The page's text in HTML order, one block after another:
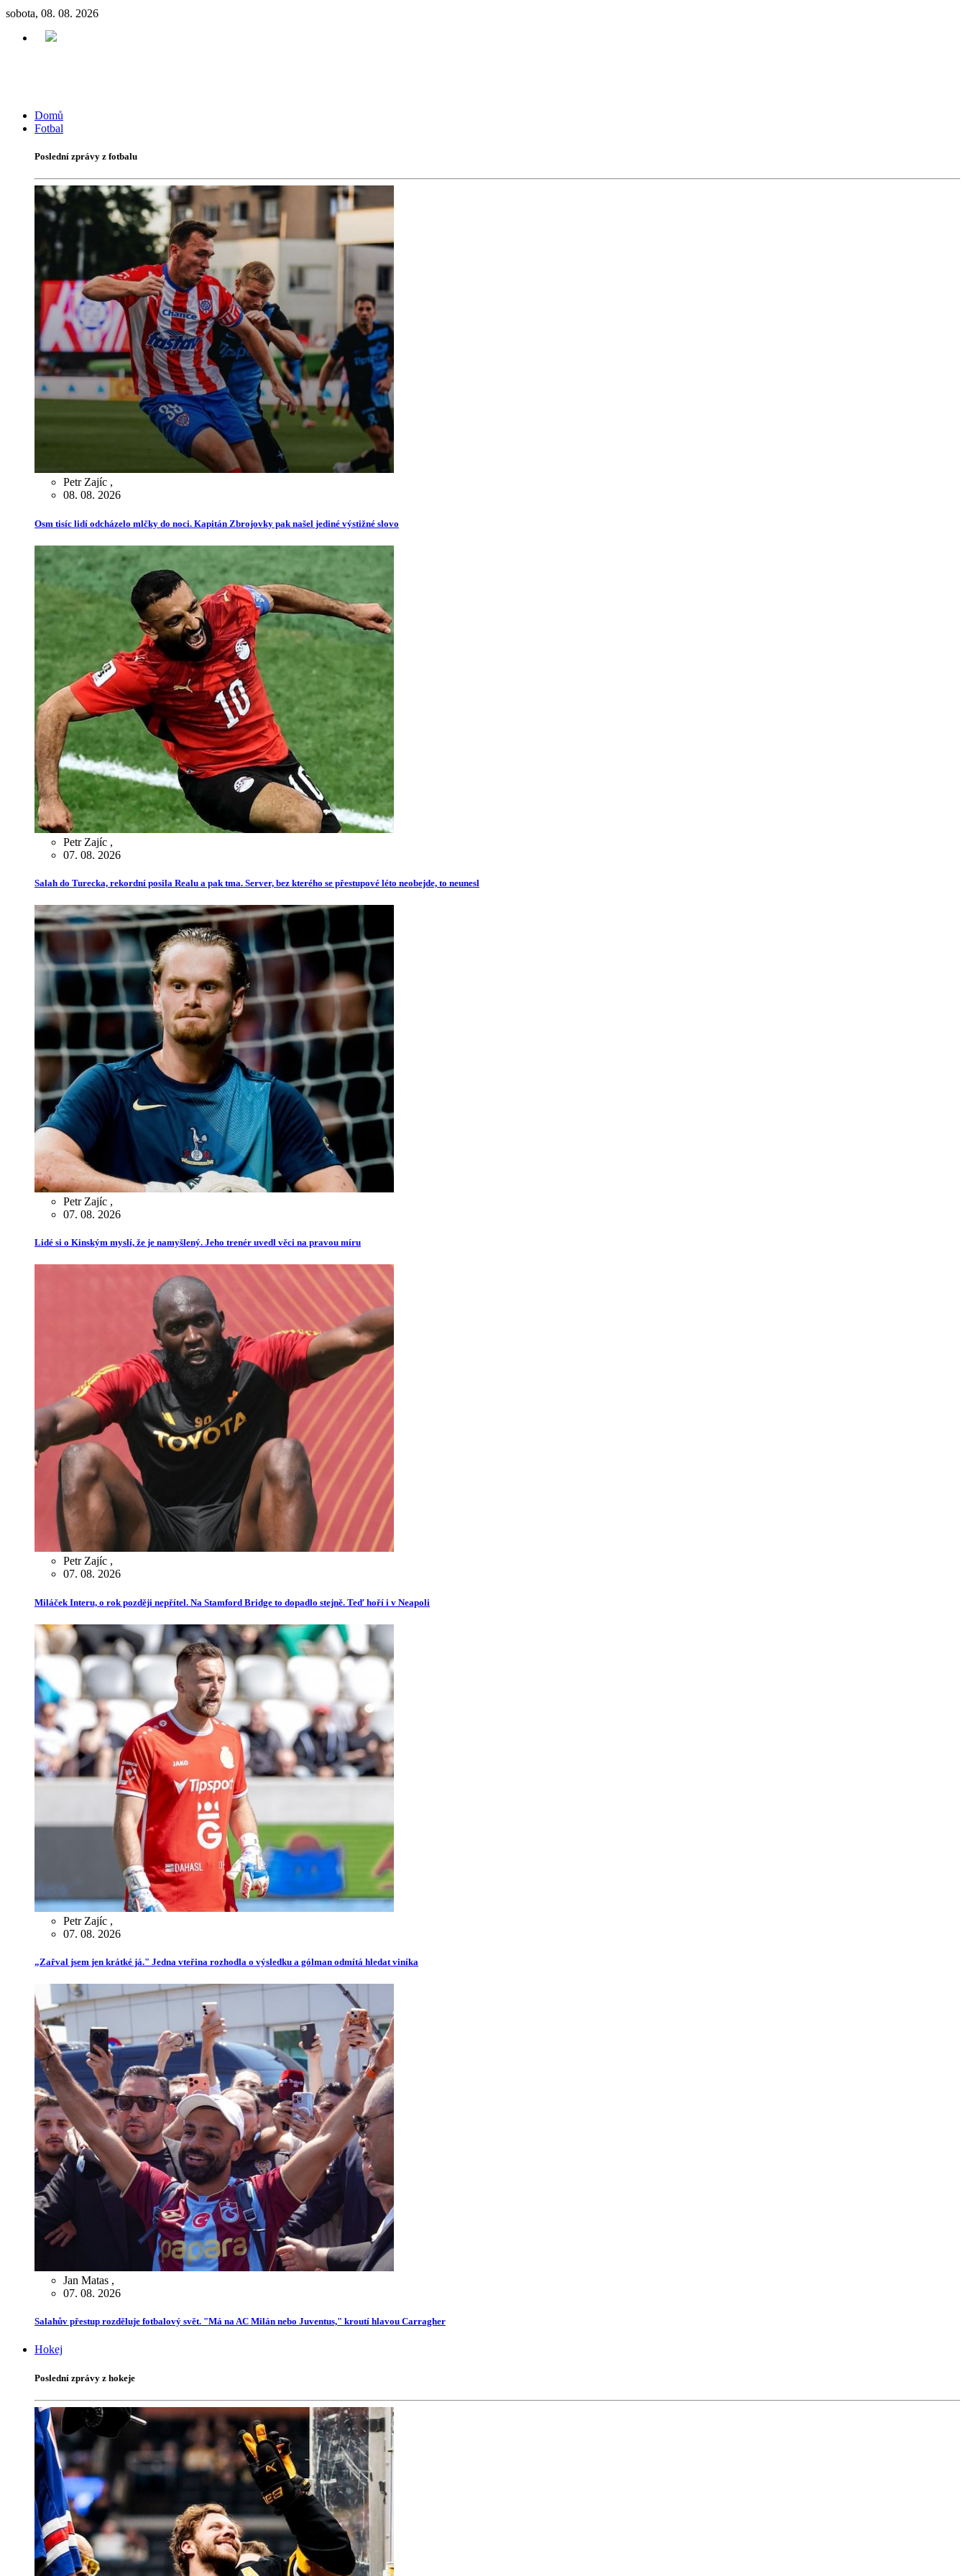
sobota, 08. 08. 2026
Domů
Fotbal
Poslední zprávy z fotbalu
Petr Zajíc ,
08. 08. 2026
Osm tisíc lidí odcházelo mlčky do noci. Kapitán Zbrojovky pak našel jediné výstižné slovo
Petr Zajíc ,
07. 08. 2026
Salah do Turecka, rekordní posila Realu a pak tma. Server, bez kterého se přestupové léto neobejde, to neunesl
Petr Zajíc ,
07. 08. 2026
Lidé si o Kinským myslí, že je namyšlený. Jeho trenér uvedl věci na pravou míru
Petr Zajíc ,
07. 08. 2026
Miláček Interu, o rok později nepřítel. Na Stamford Bridge to dopadlo stejně. Teď hoří i v Neapoli
Petr Zajíc ,
07. 08. 2026
„Zařval jsem jen krátké já." Jedna vteřina rozhodla o výsledku a gólman odmítá hledat viníka
Jan Matas ,
07. 08. 2026
Salahův přestup rozděluje fotbalový svět. "Má na AC Milán nebo Juventus," kroutí hlavou Carragher
Hokej
Poslední zprávy z hokeje